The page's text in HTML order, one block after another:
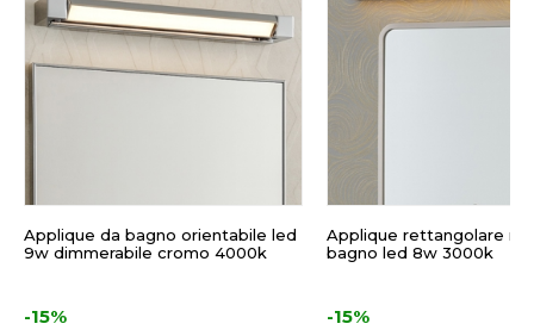
Applique da bagno orientabile led
9w dimmerabile cromo 4000k
-15%
Applique rettangolare
bagno led 8w 3000k
-15%